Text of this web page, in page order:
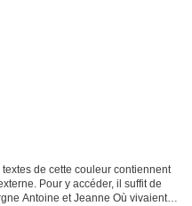
de cette couleur contiennent
Pour y accéder, il suffit de
Antoine et Jeanne Où vivaient-